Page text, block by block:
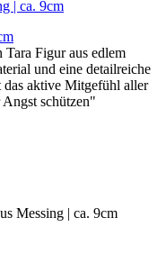
Tara Figur aus edlem
und eine detailreiche
aktive Mitgefühl aller
schützen"